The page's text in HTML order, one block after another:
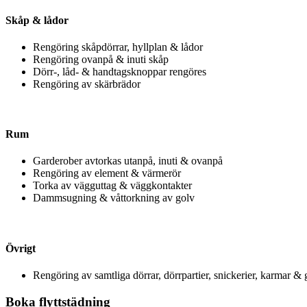
Skåp & lådor
Rengöring skåpdörrar, hyllplan & lådor
Rengöring ovanpå & inuti skåp
Dörr-, låd- & handtagsknoppar rengöres
Rengöring av skärbrädor
Rum
Garderober avtorkas utanpå, inuti & ovanpå
Rengöring av element & värmerör
Torka av vägguttag & väggkontakter
Dammsugning & våttorkning av golv
Övrigt
Rengöring av samtliga dörrar, dörrpartier, snickerier, karmar &
Boka flyttstädning